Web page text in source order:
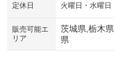
定休日 火曜日・水曜日
販売可能エ
リア
茨城県,栃木
県